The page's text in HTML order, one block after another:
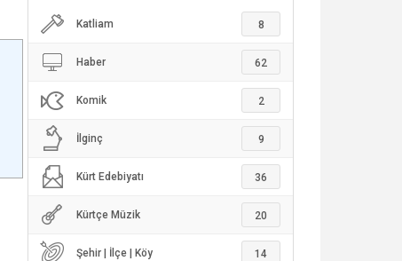
Katliam 8
Haber 62
Komik 2
İlginç 9
Kürt Edebiyatı 36
Kürtçe Müzik 20
Şehir | İlçe | Köy 14